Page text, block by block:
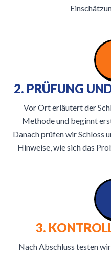
2. PRÜFUNG
Vor Ort erläutert der
Methode und beginnt
Danach prüfen wir Schloss
Hinweise, wie sich das
3.
Nach Abschluss testen